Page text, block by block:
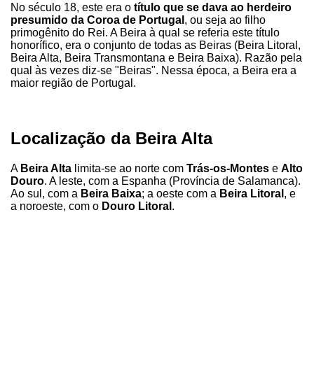
No século 18, este era o título que se dava ao herdeiro
presumido da Coroa de Portugal , ou seja ao filho
primogênito do Rei. A Beira à qual se referia este título
honorífico, era o conjunto de todas as Beiras (Beira Litoral,
Beira Alta, Beira Transmontana e Beira Baixa). Razão pela
qual às vezes diz-se "Beiras". Nessa época, a Beira era a
maior região de Portugal.
Localização da Beira Alta
A Beira Alta limita-se ao norte com Trás-os-Montes e Alto
Douro. A leste, com a Espanha (Província de Salamanca).
Ao sul, com a Beira Baixa; a oeste com a Beira Litoral , e
a noroeste, com o Douro Litoral .